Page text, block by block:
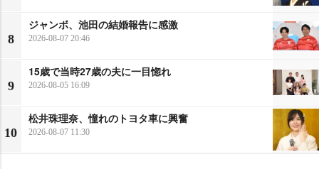
8
ジャンボ、池田の結婚報告に感激
2026-08-07 20:46
9
15歳で当時27歳の夫に一目惚れ
2026-08-05 16:09
10
松井珠理奈、憧れのトヨタ車に興奮
2026-08-07 11:30